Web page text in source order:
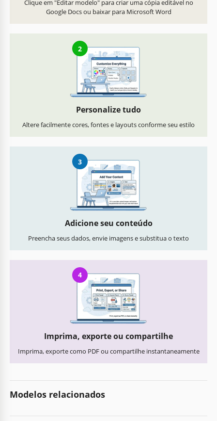
Clique em "Editar modelo" para criar uma cópia editável no
Google Docs ou baixar para Microsoft Word
2
Personalize tudo
Altere facilmente cores, fontes e layouts conforme seu estilo
3
Adicione seu conteúdo
Preencha seus dados, envie imagens e substitua o texto
4
Imprima, exporte ou compartilhe
Imprima, exporte como PDF ou compartilhe instantaneamente
Modelos relacionados